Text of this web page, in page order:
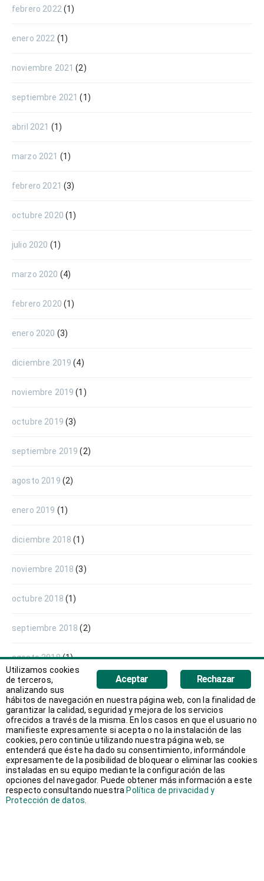
febrero 2022 (1)
enero 2022 (1)
noviembre 2021 (2)
septiembre 2021 (1)
abril 2021 (1)
marzo 2021 (1)
febrero 2021 (3)
octubre 2020 (1)
julio 2020 (1)
marzo 2020 (4)
febrero 2020 (1)
enero 2020 (3)
diciembre 2019 (4)
noviembre 2019 (1)
octubre 2019 (3)
septiembre 2019 (2)
agosto 2019 (2)
enero 2019 (1)
diciembre 2018 (1)
noviembre 2018 (3)
octubre 2018 (1)
septiembre 2018 (2)
agosto 2018(1)
junio 2018(1)
mayo 2018(1)
abril 2018(1)
marzo 2018 (2)
febrero 2018 (3)
Rechazar
Aceptar
Utilizamos cookies
de terceros,
analizando sus
hábitos de navegación en nuestra página web, con la finalidad de
garantizar la calidad, seguridad y mejora de los servicios
ofrecidos a través de la misma. En los casos en que el usuario no
manifieste expresamente si acepta o no la instalación de las
cookies, pero continúe utilizando nuestra página web, se
entenderá que éste ha dado su consentimiento, informándole
expresamente de la posibilidad de bloquear o eliminar las cookies
instaladas en su equipo mediante la configuración de las
opciones del navegador. Puede obtener más información a este
respecto consultando nuestra Política de privacidad y
Protección de datos